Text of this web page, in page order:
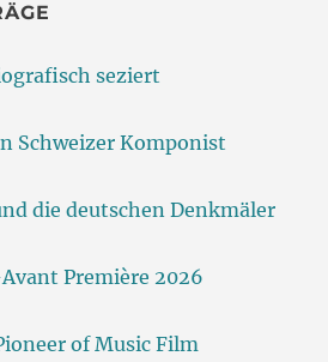
seziert
Schweizer Komponist
die deutschen Denkmäler
Première 2026
of Music Film